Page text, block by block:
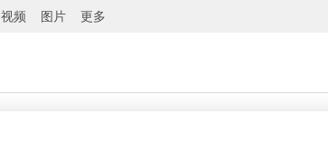
视频 图片 更多